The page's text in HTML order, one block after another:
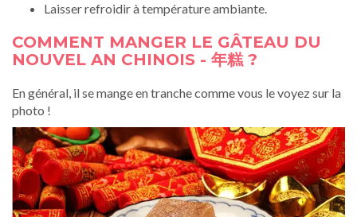
Laisser refroidir à température ambiante.
COMMENT MANGER LE GÂTEAU DU
NOUVEL AN CHINOIS - 年糕 ?
En général, il se mange en tranche comme vous le voyez sur la
photo !